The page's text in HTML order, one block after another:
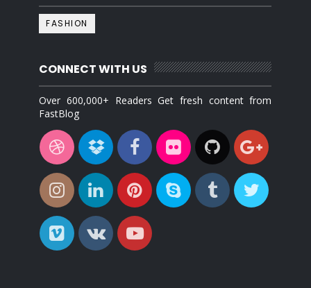
FASHION
CONNECT WITH US
Over 600,000+ Readers Get fresh content from
FastBlog